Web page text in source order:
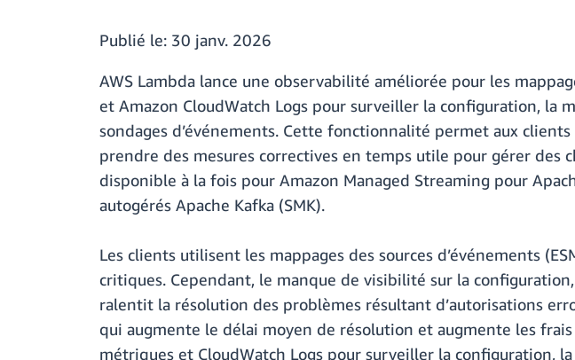
Publié le: 30 janv. 2026
AWS Lambda lance une observabilité améliorée pour les
et Amazon CloudWatch Logs pour surveiller la configuration, la
sondages d’événements. Cette fonctionnalité permet aux
prendre des mesures correctives en temps utile pour gérer
disponible à la fois pour Amazon Managed Streaming pour
autogérés Apache Kafka (SMK).
Les clients utilisent les mappages des sources d’événements
critiques. Cependant, le manque de visibilité sur la
ralentit la résolution des problèmes résultant d’autorisations
qui augmente le délai moyen de résolution et augmente les
métriques et CloudWatch Logs pour surveiller la configuration,